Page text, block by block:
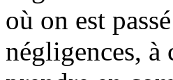
où on est
négligences, à